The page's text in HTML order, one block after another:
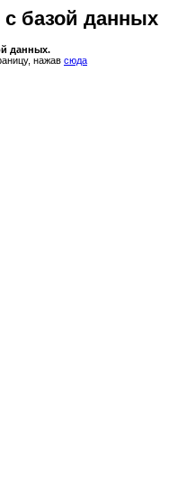
базой данных
данных.
нажав сюда